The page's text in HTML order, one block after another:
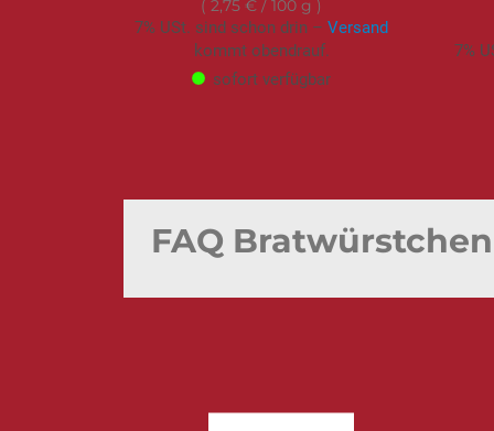
2,75 € / 100 g
7% USt. sind schon drin – Versand
kommt obendrauf.
sofort verfügbar
7%
FAQ Bratwürstchen